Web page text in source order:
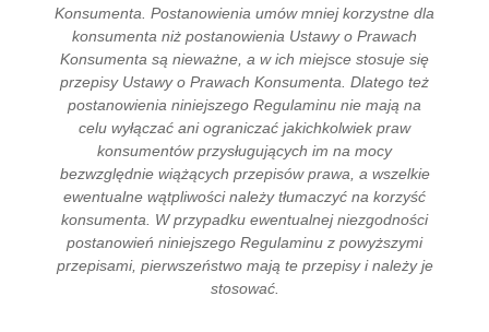
Konsumenta. Postanowienia umów mniej korzystne dla
konsumenta niż postanowienia Ustawy o Prawach
Konsumenta są nieważne, a w ich miejsce stosuje się
przepisy Ustawy o Prawach Konsumenta. Dlatego też
postanowienia niniejszego Regulaminu nie mają na
celu wyłączać ani ograniczać jakichkolwiek praw
konsumentów przysługujących im na mocy
bezwzględnie wiążących przepisów prawa, a wszelkie
ewentualne wątpliwości należy tłumaczyć na korzyść
konsumenta. W przypadku ewentualnej niezgodności
postanowień niniejszego Regulaminu z powyższymi
przepisami, pierwszeństwo mają te przepisy i należy je
stosować.